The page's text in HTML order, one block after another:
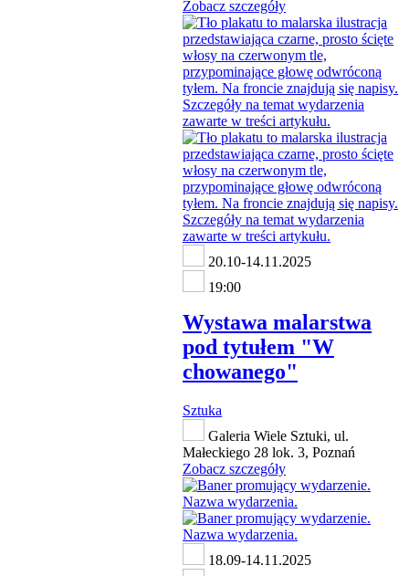
Zobacz szczegóły
20.10-14.11.2025
19:00
Wystawa malarstwa
pod tytułem "W
chowanego"
Sztuka
Galeria Wiele Sztuki, ul.
Małeckiego 28 lok. 3, Poznań
Zobacz szczegóły
18.09-14.11.2025